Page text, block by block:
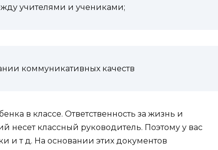
учителями и учениками;
коммуникативных качеств
в классе. Ответственность за жизнь и
несет классный руководитель. Поэтому у вас
и т д. На основании этих документов